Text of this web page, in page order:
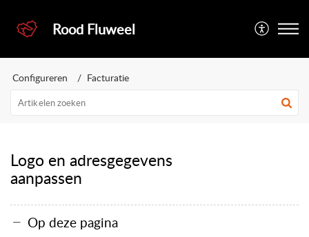
Rood Fluweel
Configureren Facturatie
Logo en adresgegevens
aanpassen
Op deze pagina